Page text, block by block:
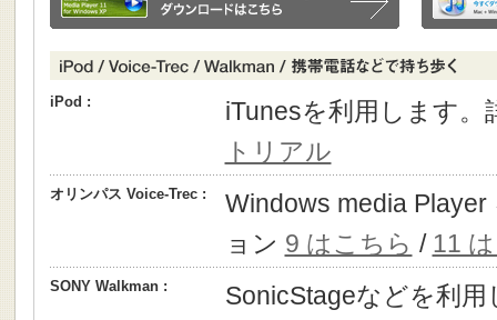
iPod :
iTunesを利用します
トリアル
オリンパス Voice-Trec :
Windows media
ョン 9 はこちら / 11
SONY Walkman :
SonicStageなどを利